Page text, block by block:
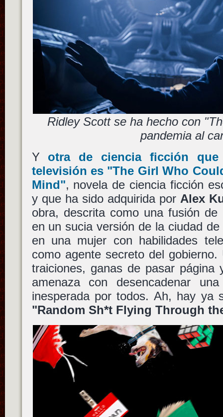
Ridley Scott se ha hecho con
pandemia al
Y otra de ciencia ficción que
televisión es "The Girl Who
Mind", novela de ciencia ficción
y que ha sido adquirida por Alex
obra, descrita como una fusión de
en un sucia versión de la ciudad
en una mujer con habilidades
como agente secreto del
traiciones, ganas de pasar página
amenaza con desencadenar
inesperada por todos. Ah, hay ya
"Random Sh*t Flying Through